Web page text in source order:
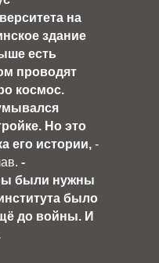
на
здание
есть
проводят
космос.
Но это
его истории, -
-
были нужны
было
до войны. И